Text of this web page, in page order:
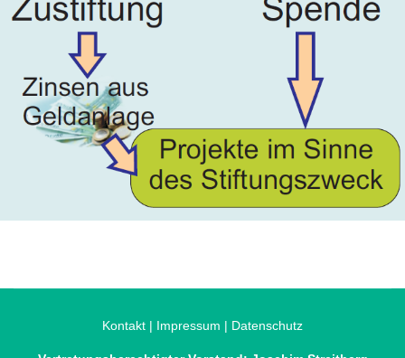
Kontakt | Impressum | Datenschutz